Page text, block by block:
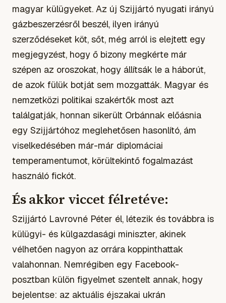
magyar külügyeket. Az új Szijjártó nyugati irányú
gázbeszerzésről beszél, ilyen irányú
szerződéseket köt, sőt, még arról is elejtett egy
megjegyzést, hogy ő bizony megkérte már
szépen az oroszokat, hogy állítsák le a háborút,
de azok fülük botját sem mozgatták. Magyar és
nemzetközi politikai szakértők most azt
találgatják, honnan sikerült Orbánnak előásnia
egy Szijjártóhoz meglehetősen hasonlító, ám
viselkedésében már-már diplomáciai
temperamentumot, körültekintő fogalmazást
használó fickót.
És akkor viccet félretéve:
Szijjártó Lavrovné Péter él, létezik és továbbra is
külügyi- és külgazdasági miniszter, akinek
vélhetően nagyon az orrára koppinthattak
valahonnan. Nemrégiben egy Facebook-
posztban külön figyelmet szentelt annak, hogy
bejelentse: az aktuális éjszakai ukrán